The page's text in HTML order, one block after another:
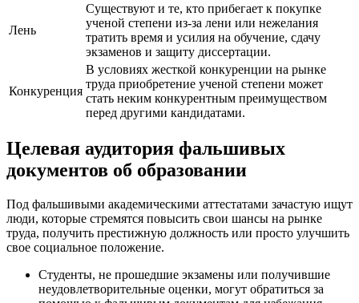
Лень
Существуют и те, кто прибегает к покупке
ученой степени из-за лени или нежелания
тратить время и усилия на обучение, сдачу
экзаменов и защиту диссертации.
Конкуренция
В условиях жесткой конкуренции на рынке
труда приобретение ученой степени может
стать неким конкурентным преимуществом
перед другими кандидатами.
Целевая аудитория фальшивых
документов об образовании
Под фальшивыми академическими аттестатами зачастую ищут
люди, которые стремятся повысить свои шансы на рынке
труда, получить престижную должность или просто улучшить
свое социальное положение.
Студенты, не прошедшие экзамены или получившие
неудовлетворительные оценки, могут обратиться за